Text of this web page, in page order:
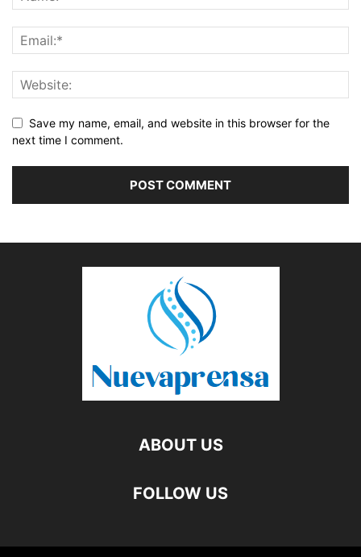
Save my name, email, and website in this browser for the
next time I comment.
ABOUT US
FOLLOW US